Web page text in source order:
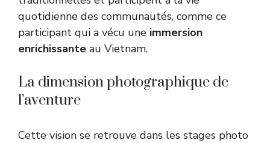
quotidienne des communautés, comme ce
participant qui a vécu une immersion
enrichissante au Vietnam.
La dimension photographique de
l’aventure
Cette vision se retrouve dans les stages photo